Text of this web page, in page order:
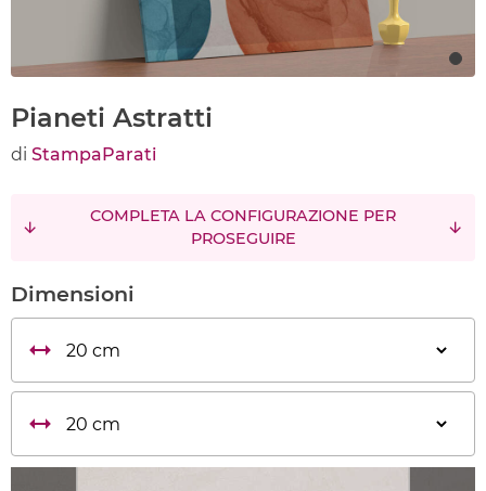
Pianeti Astratti
di StampaParati
COMPLETA LA CONFIGURAZIONE PER
PROSEGUIRE
Dimensioni